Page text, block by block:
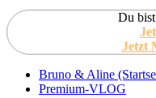
Du
Jetzt
Bruno & Aline
Premium-VLOG